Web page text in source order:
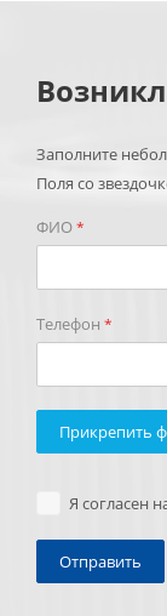
Заполните
Поля со
ФИО*
Телефон *
Прикрепить
Я согласен